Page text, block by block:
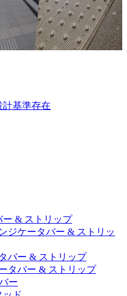
基準存在
& ストリップ
ジケータバー & ストリッ
バー & ストリップ
タバー & ストリップ
ー